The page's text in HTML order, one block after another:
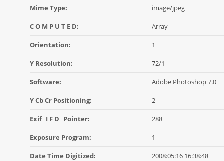
Mime Type: image/jpeg
C O M P U T E D: Array
Orientation: 1
Y Resolution: 72/1
Software: Adobe Photoshop 7.0
Y Cb Cr Positioning: 2
Exif_ I F D_ Pointer: 288
Exposure Program: 1
Date Time Digitized: 2008:05:16 16:38:48